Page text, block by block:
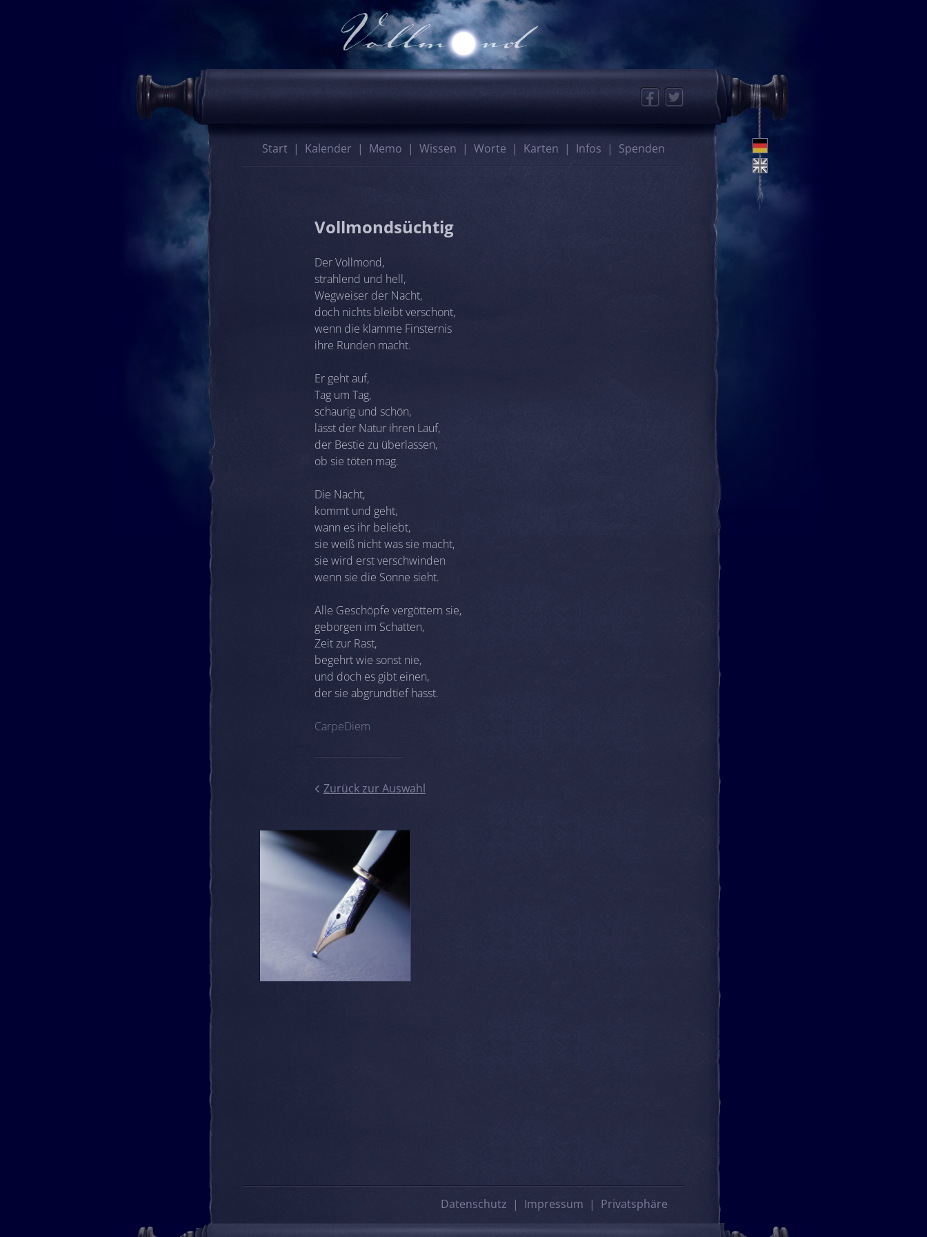
Facebook
Twitter
Start Kalender Memo Wissen Worte Karten Infos Spenden
Vollmondsüchtig
Der Vollmond,
strahlend und hell,
Wegweiser der Nacht,
doch nichts bleibt verschont,
wenn die klamme Finsternis
ihre Runden macht.
Er geht auf,
Tag um Tag,
schaurig und schön,
lässt der Natur ihren Lauf,
der Bestie zu überlassen,
ob sie töten mag.
Die Nacht,
kommt und geht,
wann es ihr beliebt,
sie weiß nicht was sie macht,
sie wird erst verschwinden
wenn sie die Sonne sieht.
Alle Geschöpfe vergöttern sie,
geborgen im Schatten,
Zeit zur Rast,
begehrt wie sonst nie,
und doch es gibt einen,
der sie abgrundtief hasst.
CarpeDiem
Zurück zur Auswahl
Datenschutz Impressum Privatsphäre